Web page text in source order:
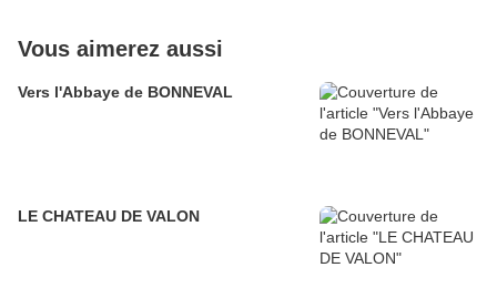
Vous aimerez aussi
Vers l'Abbaye de BONNEVAL
LE CHATEAU DE VALON